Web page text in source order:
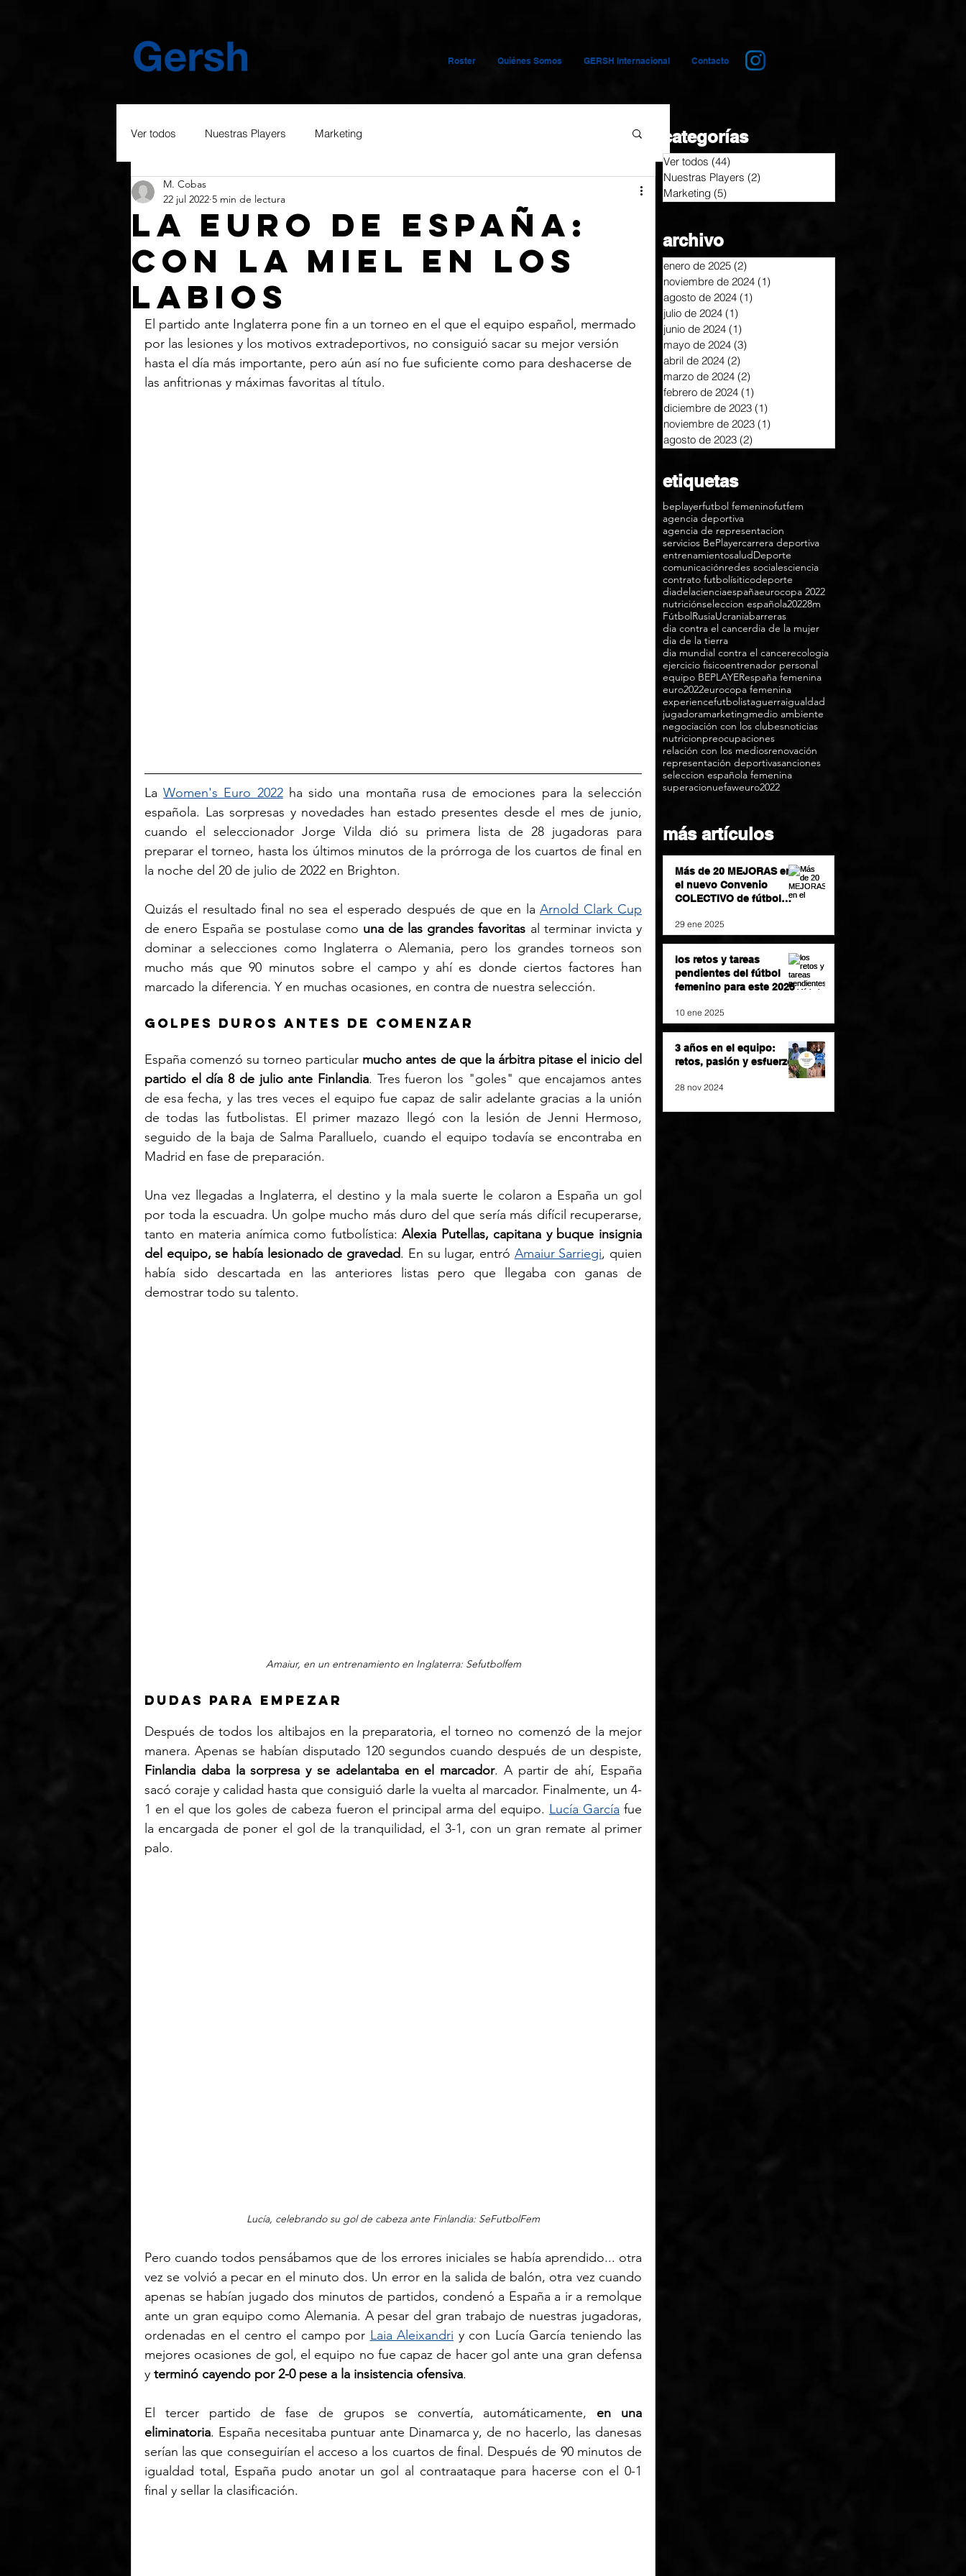
Roster Quiénes Somos GERSH Internacional Contacto
Ver todos Nuestras Players Marketing
La Euro de España:
con la miel en los
labios
M. Cobas
22 jul 2022 5 min de lectura
El partido ante Inglaterra pone fin a un torneo en el que el equipo español, mermado
por las lesiones y los motivos extradeportivos, no consiguió sacar su mejor versión
hasta el día más importante, pero aún así no fue suficiente como para deshacerse de
las anfitrionas y máximas favoritas al título.
La Women's Euro 2022 ha sido una montaña rusa de emociones para la selección
española. Las sorpresas y novedades han estado presentes desde el mes de junio,
cuando el seleccionador Jorge Vilda dió su primera lista de 28 jugadoras para
preparar el torneo, hasta los últimos minutos de la prórroga de los cuartos de final en
la noche del 20 de julio de 2022 en Brighton.
Quizás el resultado final no sea el esperado después de que en la Arnold Clark Cup
de enero España se postulase como una de las grandes favoritas al terminar invicta y
dominar a selecciones como Inglaterra o Alemania, pero los grandes torneos son
mucho más que 90 minutos sobre el campo y ahí es donde ciertos factores han
marcado la diferencia. Y en muchas ocasiones, en contra de nuestra selección.
GOLPES DUROS ANTES DE COMENZAR
España comenzó su torneo particular mucho antes de que la árbitra pitase el inicio del
partido el día 8 de julio ante Finlandia. Tres fueron los "goles" que encajamos antes
de esa fecha, y las tres veces el equipo fue capaz de salir adelante gracias a la unión
de todas las futbolistas. El primer mazazo llegó con la lesión de Jenni Hermoso,
seguido de la baja de Salma Paralluelo, cuando el equipo todavía se encontraba en
Madrid en fase de preparación.
Una vez llegadas a Inglaterra, el destino y la mala suerte le colaron a España un gol
por toda la escuadra. Un golpe mucho más duro del que sería más difícil recuperarse,
tanto en materia anímica como futbolística: Alexia Putellas, capitana y buque insignia
del equipo, se había lesionado de gravedad. En su lugar, entró Amaiur Sarriegi, quien
había sido descartada en las anteriores listas pero que llegaba con ganas de
demostrar todo su talento.
Amaiur, en un entrenamiento en Inglaterra: Sefutbolfem
dudas para empezar
Después de todos los altibajos en la preparatoria, el torneo no comenzó de la mejor
Finlandia daba la sorpresa y se adelantaba en el marcador. A partir de ahí, España
sacó coraje y calidad hasta que consiguió darle la vuelta al marcador. Finalmente, un 4-
1 en el que los goles de cabeza fueron el principal arma del equipo. Lucía García fue
la encargada de poner el gol de la tranquilidad, el 3-1, con un gran remate al primer
palo.
Lucía, celebrando su gol de cabeza ante Finlandia: SeFutbolFem
Pero cuando todos pensábamos que de los errores iniciales se había aprendido... otra
vez se volvió a pecar en el minuto dos. Un error en la salida de balón, otra vez cuando
apenas se habían jugado dos minutos de partidos, condenó a España a ir a remolque
ante un gran equipo como Alemania. A pesar del gran trabajo de nuestras jugadoras,
ordenadas en el centro el campo por Laia Aleixandri y con Lucía García teniendo las
mejores ocasiones de gol, el equipo no fue capaz de hacer gol ante una gran defensa
y terminó cayendo por 2-0 pese a la insistencia ofensiva.
El tercer partido de fase de grupos se convertía, automáticamente, en una
eliminatoria. España necesitaba puntuar ante Dinamarca y, de no hacerlo, las danesas
serían las que conseguirían el acceso a los cuartos de final. Después de 90 minutos de
igualdad total, España pudo anotar un gol al contraataque para hacerse con el 0-1
final y sellar la clasificación.
categorías
Ver todos (44)
Nuestras Players (2)
Marketing (5)
archivo
enero de 2025 (2)
noviembre de 2024 (1)
agosto de 2024 (1)
julio de 2024 (1)
junio de 2024 (1)
mayo de 2024 (3)
abril de 2024 (2)
marzo de 2024 (2)
febrero de 2024 (1)
diciembre de 2023 (1)
noviembre de 2023 (1)
agosto de 2023 (2)
etiquetas
beplayerfutbol femeninofutfem
agencia deportiva
agencia de representacion
servicios BePlayercarrera deportiva
entrenamientosaludDeporte
comunicaciónredes socialesciencia
contrato futbolísiticodeporte
diadelacienciaespañaeurocopa 2022
nutriciónseleccion española20228m
FútbolRusiaUcraniabarreras
dia contra el cancerdia de la mujer
dia de la tierra
dia mundial contra el cancerecologia
ejercicio fisicoentrenador personal
equipo BEPLAYERespaña femenina
euro2022eurocopa femenina
experiencefutbolistaguerraigualdad
jugadoramarketingmedio ambiente
negociación con los clubesnoticias
nutricionpreocupaciones
relación con los mediosrenovación
representación deportivasanciones
seleccion española femenina
superacionuefaweuro2022
más artículos
Más de 20 MEJORAS en
el nuevo Convenio
COLECTIVO de fútbol
29 ene 2025
los retos y tareas
pendientes del fútbol
femenino para este 2025
10 ene 2025
3 años en el equipo:
retos, pasión y esfuerzo
28 nov 2024